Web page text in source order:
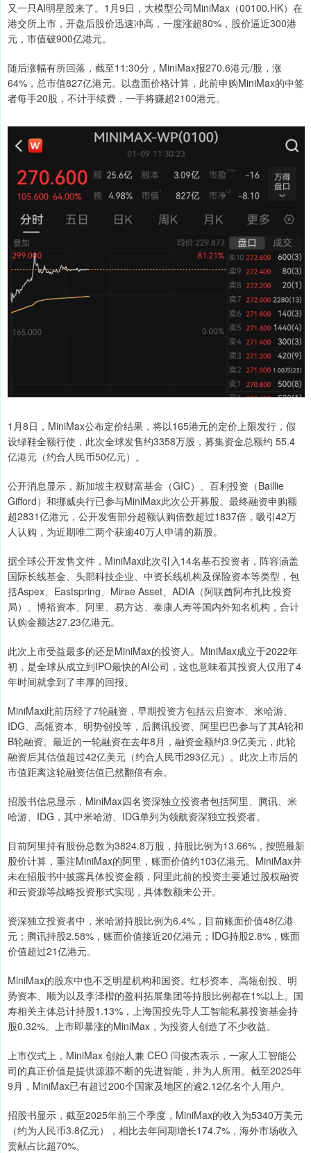
又一只AI明星股来了。1月9日，大模型公司MiniMax（00100.HK）在
港交所上市，开盘后股价迅速冲高，一度涨超80%，股价逼近300港
元，市值破900亿港元。
随后涨幅有所回落，截至11:30分，MiniMax报270.6港元/股，涨
64%，总市值827亿港元。以盘面价格计算，此前申购MiniMax的中签
者每手20股，不计手续费，一手将赚超2100港元。
1月8日，MiniMax公布定价结果，将以165港元的定价上限发行，假
设绿鞋全额行使，此次全球发售约3358万股，募集资金总额约 55.4
亿港元（约合人民币50亿元）。
公开消息显示，新加坡主权财富基金（GIC）、百利投资（Baillie
Gifford）和挪威央行已参与MiniMax此次公开募股。最终融资申购额
超2831亿港元，公开发售部分超额认购倍数超过1837倍，吸引42万
人认购，为近期唯二两个获逾40万人申请的新股。
据全球公开发售文件，MiniMax此次引入14名基石投资者，阵容涵盖
国际长线基金、头部科技企业、中资长线机构及保险资本等类型，包
括Aspex、Eastspring、Mirae Asset、ADIA（阿联酋阿布扎比投资
局）、博裕资本、阿里、易方达、泰康人寿等国内外知名机构，合计
认购金额达27.23亿港元。
此次上市受益最多的还是MiniMax的投资人。MiniMax成立于2022年
初，是全球从成立到IPO最快的AI公司，这也意味着其投资人仅用了4
年时间就拿到了丰厚的回报。
MiniMax此前历经了7轮融资，早期投资方包括云启资本、米哈游、
IDG、高瓴资本、明势创投等，后腾讯投资、阿里巴巴参与了其A轮和
B轮融资。最近的一轮融资在去年8月，融资金额约3.9亿美元，此轮
融资后其估值超过42亿美元（约合人民币293亿元）。此次上市后的
市值距离这轮融资估值已然翻倍有余。
招股书信息显示，MiniMax四名资深独立投资者包括阿里、腾讯、米
哈游、IDG，其中米哈游、IDG单列为领航资深独立投资者。
目前阿里持有股份总数为3824.8万股，持股比例为13.66%，按照最新
股价计算，重注MiniMax的阿里，账面价值约103亿港元。MiniMax并
未在招股书中披露具体投资金额，阿里此前的投资主要通过股权融资
和云资源等战略投资形式实现，具体数额未公开。
资深独立投资者中，米哈游持股比例为6.4%，目前账面价值48亿港
元；腾讯持股2.58%，账面价值接近20亿港元；IDG持股2.8%，账面
价值超过21亿港元。
MiniMax的股东中也不乏明星机构和国资。红杉资本、高瓴创投、明
势资本、顺为以及李泽楷的盈科拓展集团等持股比例都在1%以上。国
寿相关主体总计持股1.13%，上海国投先导人工智能私募投资基金持
股0.32%。上市即暴涨的MiniMax，为投资人创造了不少收益。
上市仪式上，MiniMax 创始人兼 CEO 闫俊杰表示，一家人工智能公
司的真正价值是提供源源不断的先进智能，并为人所用。截至2025年
9月，MiniMax已有超过200个国家及地区的逾2.12亿名个人用户。
招股书显示，截至2025年前三个季度，MiniMax的收入为5340万美元
（约为人民币3.8亿元），相比去年同期增长174.7%，海外市场收入
贡献占比超70%。